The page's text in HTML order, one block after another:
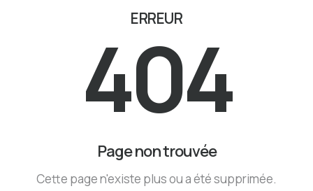
ERREUR
404
Page non trouvée
Cette page n'existe plus ou a été supprimée.